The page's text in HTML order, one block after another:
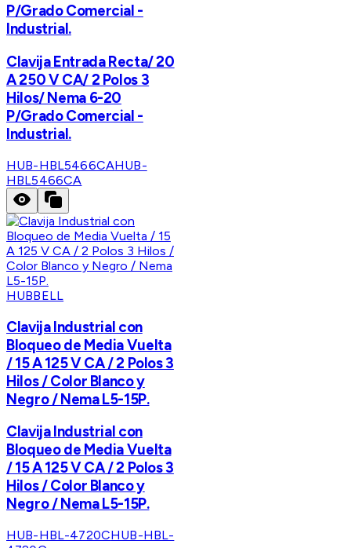
P/Grado Comercial -
Industrial.
Clavija Entrada Recta/ 20
A 250 V CA/ 2 Polos 3
Hilos/ Nema 6-20
P/Grado Comercial -
Industrial.
HUB-HBL5466CAHUB-
HBL5466CA
HUBBELL
Clavija Industrial con
Bloqueo de Media Vuelta
/ 15 A 125 V CA / 2 Polos 3
Hilos / Color Blanco y
Negro / Nema L5-15P.
Clavija Industrial con
Bloqueo de Media Vuelta
/ 15 A 125 V CA / 2 Polos 3
Hilos / Color Blanco y
Negro / Nema L5-15P.
HUB-HBL-4720CHUB-HBL-